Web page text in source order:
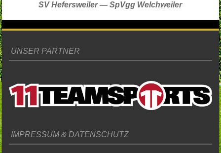
SV Hefersweiler — SpVgg Welchweiler
UNSER PARTNER
IMPRESSUM & DATENSCHUTZ